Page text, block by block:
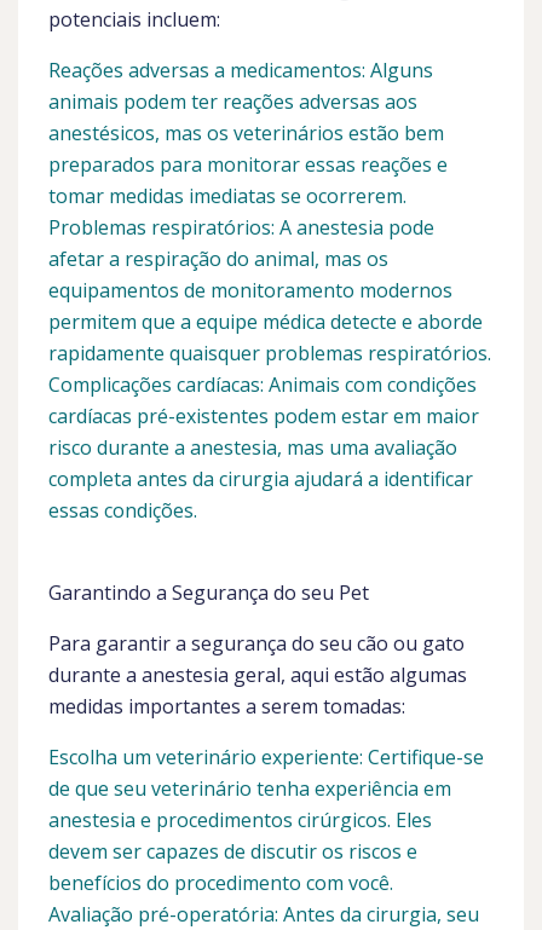
potenciais incluem:
Reações adversas a medicamentos: Alguns
animais podem ter reações adversas aos
anestésicos, mas os veterinários estão bem
preparados para monitorar essas reações e
tomar medidas imediatas se ocorrerem.
Problemas respiratórios: A anestesia pode
afetar a respiração do animal, mas os
equipamentos de monitoramento modernos
permitem que a equipe médica detecte e aborde
rapidamente quaisquer problemas respiratórios.
Complicações cardíacas: Animais com condições
cardíacas pré-existentes podem estar em maior
risco durante a anestesia, mas uma avaliação
completa antes da cirurgia ajudará a identificar
essas condições.
Garantindo a Segurança do seu Pet
Para garantir a segurança do seu cão ou gato
durante a anestesia geral, aqui estão algumas
medidas importantes a serem tomadas:
Escolha um veterinário experiente: Certifique-se
de que seu veterinário tenha experiência em
anestesia e procedimentos cirúrgicos. Eles
devem ser capazes de discutir os riscos e
benefícios do procedimento com você.
Avaliação pré-operatória: Antes da cirurgia, seu